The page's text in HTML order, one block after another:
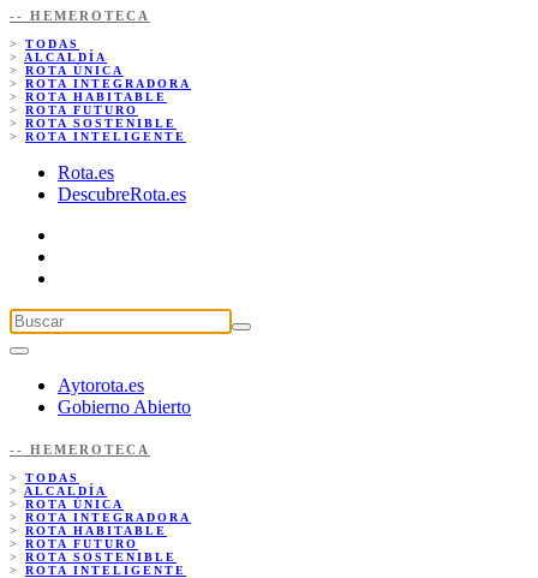
-- HEMEROTECA
> TODAS
> ALCALDÍA
> ROTA ÚNICA
> ROTA INTEGRADORA
> ROTA HABITABLE
> ROTA FUTURO
> ROTA SOSTENIBLE
> ROTA INTELIGENTE
Rota.es
DescubreRota.es
Aytorota.es
Gobierno Abierto
-- HEMEROTECA
> TODAS
> ALCALDÍA
> ROTA ÚNICA
> ROTA INTEGRADORA
> ROTA HABITABLE
> ROTA FUTURO
> ROTA SOSTENIBLE
> ROTA INTELIGENTE